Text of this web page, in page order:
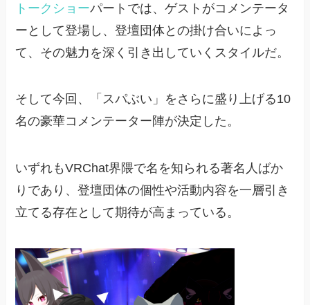
トークショーパートでは、ゲストがコメンテータ
ーとして登場し、登壇団体との掛け合いによっ
て、その魅力を深く引き出していくスタイルだ。
そして今回、「スパぶい」をさらに盛り上げる10
名の豪華コメンテーター陣が決定した。
いずれもVRChat界隈で名を知られる著名人ばか
りであり、登壇団体の個性や活動内容を一層引き
立てる存在として期待が高まっている。